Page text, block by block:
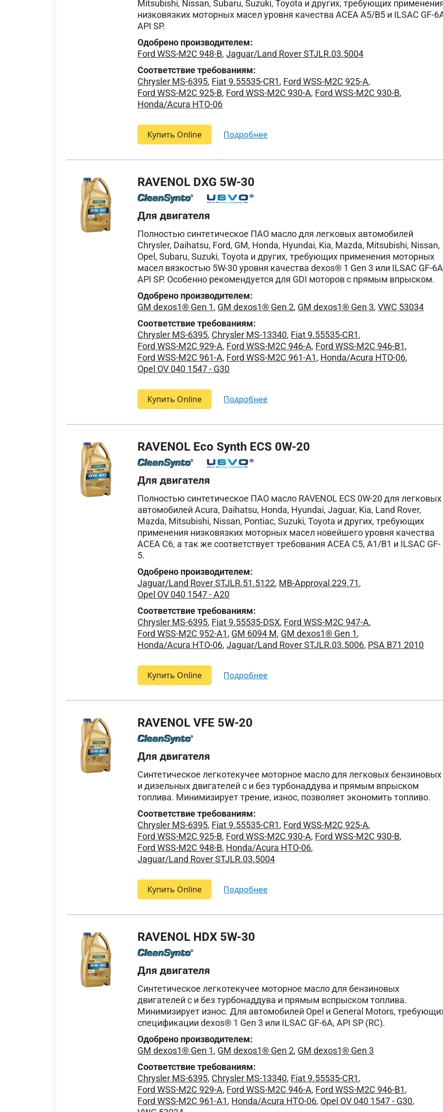
Mitsubishi, Nissan, Subaru, Suzuki, Toyota и других, требующих
низковязких моторных масел уровня качества ACEA A5/B5 и ILSAC GF-
API SP.
Одобрено производителем:
Ford WSS-M2C 948-B,Jaguar/Land Rover STJLR.03.5004
Соответствие требованиям:
Chrysler MS-6395, Fiat 9.55535-CR1, Ford WSS-M2C 925-A,
Ford WSS-M2C 925-B, Ford WSS-M2C 930-A, Ford WSS-M2C 930-B,
Honda/Acura HTO-06
Купить Online подробнее
RAVENOL DXG 5W-30
Для двигателя
Полностью синтетическое ПАО масло для легковых автомобилей
Chrysler, Daihatsu, Ford, GM, Honda, Hyundai, Kia, Mazda, Mitsubishi, Nissan,
Opel, Subaru, Suzuki, Toyota и других, требующих применения моторных
масел вязкостью 5W-30 уровня качества dexos® 1 Gen 3 или ILSAC GF-
API SP. Особенно рекомендуется для GDI моторов с прямым впрыском.
Одобрено производителем:
GM dexos1® Gen 1, GM dexos1® Gen 2, GM dexos1® Gen 3,VWC 53034
Соответствие требованиям:
Chrysler MS-6395, Chrysler MS-13340, Fiat 9.55535-CR1,
Ford WSS-M2C 929-A, Ford WSS-M2C 946-A, Ford WSS-M2C 946-B1,
Ford WSS-M2C 961-A, Ford WSS-M2C 961-A1, Honda/Acura HTO-06,
Opel OV 040 1547 - G30
Купить Online подробнее
RAVENOL Eco Synth ECS 0W-20
Для двигателя
Полностью синтетическое ПАО масло RAVENOL ECS 0W-20 для легковых
автомобилей Acura, Daihatsu, Honda, Hyundai, Jaguar, Kia, Land Rover,
Mazda, Mitsubishi, Nissan, Pontiac, Suzuki, Toyota и других, требующих
применения низковязких моторных масел новейшего уровня качества
ACEA C6, а так же соответствует требования ACEA C5, A1/B1 и ILSAC GF-
5.
Одобрено производителем:
Jaguar/Land Rover STJLR.51.5122, MB-Approval 229.71,
Opel OV 040 1547 - A20
Соответствие требованиям:
Chrysler MS-6395, Fiat 9.55535-DSX, Ford WSS-M2C 947-A,
Ford WSS-M2C 952-A1, GM 6094 M, GM dexos1® Gen 1,
Honda/Acura HTO-06,Jaguar/Land Rover STJLR.03.5006, PSA B71 2010
Купить Online подробнее
RAVENOL VFE 5W-20
Для двигателя
Синтетическое легкотекучее моторное масло для легковых бензиновых
и дизельных двигателей с и без турбонаддува и прямым впрыском
топлива. Минимизирует трение, износ, позволяет экономить топливо.
Соответствие требованиям:
Chrysler MS-6395, Fiat 9.55535-CR1, Ford WSS-M2C 925-A,
Ford WSS-M2C 925-B, Ford WSS-M2C 930-A, Ford WSS-M2C 930-B,
Ford WSS-M2C 948-B, Honda/Acura HTO-06,
Jaguar/Land Rover STJLR.03.5004
Купить Online подробнее
RAVENOL HDX 5W-30
Для двигателя
Синтетическое легкотекучее моторное масло для бензиновых
двигателей с и без турбонаддува и прямым вспрыском топлива.
Минимизирует износ. Для автомобилей Opel и General Motors,
спецификации dexos® 1 Gen 3 или ILSAC GF-6A, API SP (RC).
Одобрено производителем:
GM dexos1® Gen 1, GM dexos1® Gen 2, GM dexos1® Gen 3
Соответствие требованиям:
Chrysler MS-6395, Chrysler MS-13340, Fiat 9.55535-CR1,
Ford WSS-M2C 929-A, Ford WSS-M2C 946-A, Ford WSS-M2C 946-B1,
Ford WSS-M2C 961-A1, Honda/Acura HTO-06, Opel OV 040 1547 - G30,